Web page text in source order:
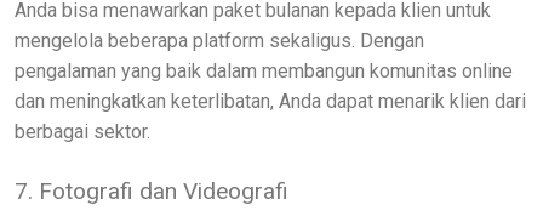
Anda bisa menawarkan paket bulanan kepada klien untuk
mengelola beberapa platform sekaligus. Dengan
pengalaman yang baik dalam membangun komunitas online
dan meningkatkan keterlibatan, Anda dapat menarik klien dari
berbagai sektor.
7. Fotografi dan Videografi